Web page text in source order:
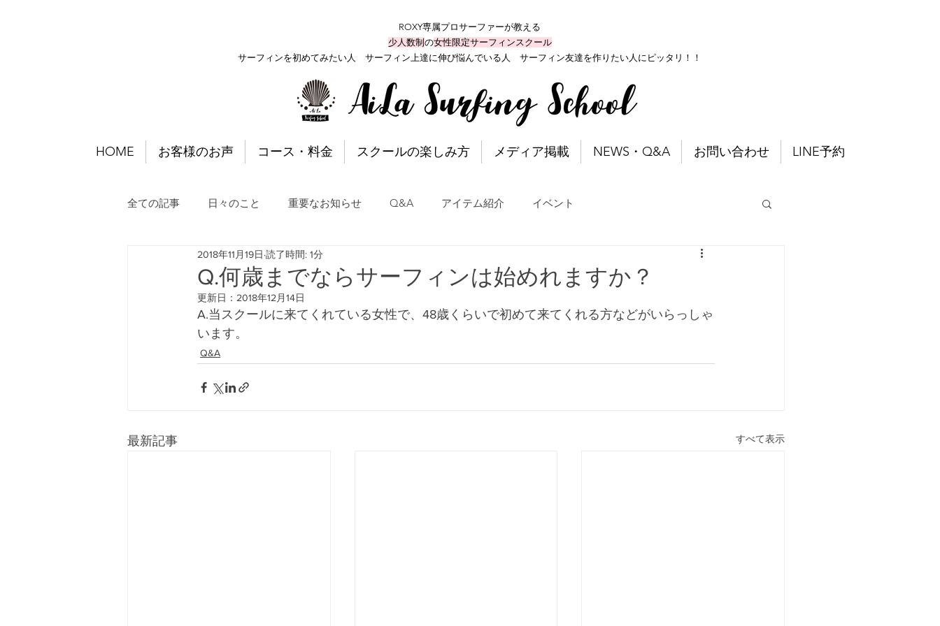
ROXY専属プロサーファーが教える
少人数制 の女性限定サーフィンスクール
サーフィンを初めてみたい人 サーフィン上達に伸び悩んでいる人 サーフィン友達を作りたい人にピッタリ！！
HOME お客様のお声 コース・料金 スクールの楽しみ方 メディア掲載 NEWS・Q&A お問い合わせ LINE予約
全ての記事 日々のこと 重要なお知らせ Q&A アイテム紹介 イベント
Q.何歳までならサーフィンは始めれますか？
2018年11月19日 読了時間: 1分
更新日： 2018年12月14日
A.当スクールに来てくれている女性で、48歳くらいで初めて来てくれる方などがいらっしゃ
います。
Q&A
最新記事 すべて表示